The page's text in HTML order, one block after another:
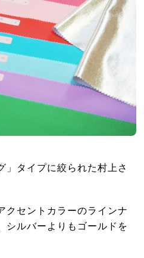
」タイプに絞られた村上さ
クセントカラーのラインナ
シルバーよりもゴールドを